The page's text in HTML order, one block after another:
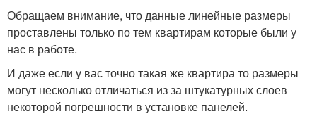
Обращаем внимание, что данные линейные размеры
проставлены только по тем квартирам которые были у
нас в работе.
И даже если у вас точно такая же квартира то размеры
могут несколько отличаться из за штукатурных слоев
некоторой погрешности в установке панелей.